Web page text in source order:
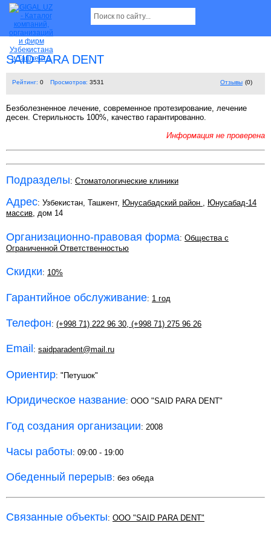
SAID PARA DENT
Рейтинг: 0 Просмотров: 3531 Отзывы (0)
Безболезненное лечение, современное протезирование, лечение
десен. Стерильность 100%, качество гарантированно.
Информация не проверена
Подразделы: Стоматологические клиники
Адрес: Узбекистан, Ташкент, Юнусабадский район , Юнусабад-14
массив, дом 14
Организационно-правовая форма: Общества с
Ограниченной Ответственностью
Скидки: 10%
Гарантийное обслуживание: 1 год
Телефон: (+998 71) 222 96 30, (+998 71) 275 96 26
Email : saidparadent@mail.ru
Ориентир: "Петушок"
Юридическое название: ООО "SAID PARA DENT"
Год создания организации: 2008
Часы работы: 09:00 - 19:00
Обеденный перерыв: без обеда
Связанные объекты: ООО "SAID PARA DENT"